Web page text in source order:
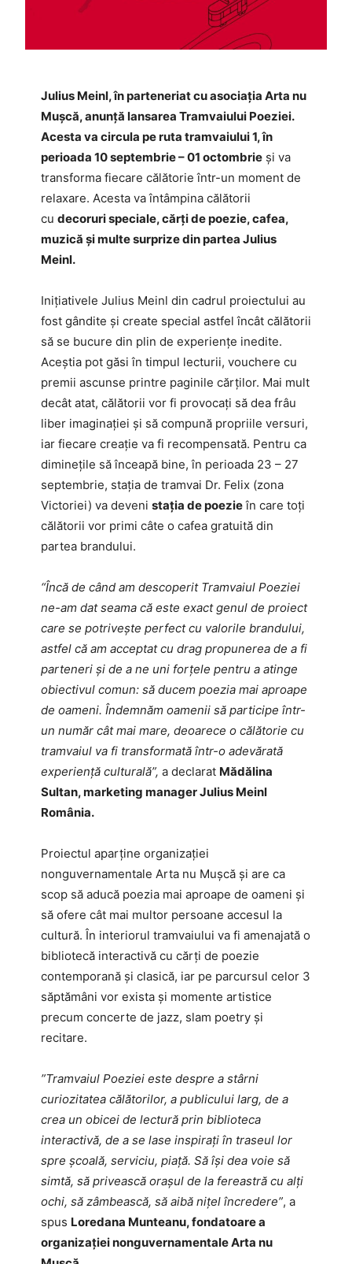
Julius Meinl, în parteneriat cu asociația Arta nu
Mușcă, anunță lansarea Tramvaiului Poeziei.
Acesta va circula pe ruta tramvaiului 1, în
perioada 10 septembrie – 01 octombrie și va
transforma fiecare călătorie într-un moment de
relaxare. Acesta va întâmpina călătorii
cu decoruri speciale, cărți de poezie, cafea,
muzică și multe surprize din partea Julius
Meinl.
Inițiativele Julius Meinl din cadrul proiectului au
fost gândite și create special astfel încât călătorii
să se bucure din plin de experiențe inedite.
Aceștia pot găsi în timpul lecturii, vouchere cu
premii ascunse printre paginile cărților. Mai mult
decât atat, călătorii vor fi provocați să dea frâu
liber imaginației și să compună propriile versuri,
iar fiecare creație va fi recompensată. Pentru ca
diminețile să înceapă bine, în perioada 23 – 27
septembrie, stația de tramvai Dr. Felix (zona
Victoriei) va deveni stația de poezieîn care toți
călătorii vor primi câte o cafea gratuită din
partea brandului.
“Încă de când am descoperit Tramvaiul Poeziei
ne-am dat seama că este exact genul de proiect
care se potrivește perfect cu valorile brandului,
astfel că am acceptat cu drag propunerea de a fi
parteneri și de a ne uni forțele pentru a atinge
obiectivul comun: să ducem poezia mai aproape
de oameni. Îndemnăm oamenii să participe într-
un număr cât mai mare, deoarece o călătorie cu
tramvaiul va fi transformată într-o adevărată
experiență culturală”, a declarat Mădălina
Sultan, marketing manager Julius Meinl
România.
Proiectul aparține organizației
nonguvernamentale Arta nu Mușcă și are ca
scop să aducă poezia mai aproape de oameni și
să ofere cât mai multor persoane accesul la
cultură. În interiorul tramvaiului va fi amenajată o
bibliotecă interactivă cu cărți de poezie
contemporană și clasică, iar pe parcursul celor 3
săptămâni vor exista și momente artistice
precum concerte de jazz, slam poetry și
recitare.
”Tramvaiul Poeziei este despre a stârni
curiozitatea călătorilor, a publicului larg, de a
crea un obicei de lectură prin biblioteca
interactivă, de a se lase inspirați în traseul lor
spre școală, serviciu, piață. Să își dea voie să
simtă, să privească orașul de la fereastră cu alți
ochi, să zâmbească, să aibă nițel încredere”, a
spus Loredana Munteanu, fondatoare a
organizaţiei nonguvernamentale Arta nu